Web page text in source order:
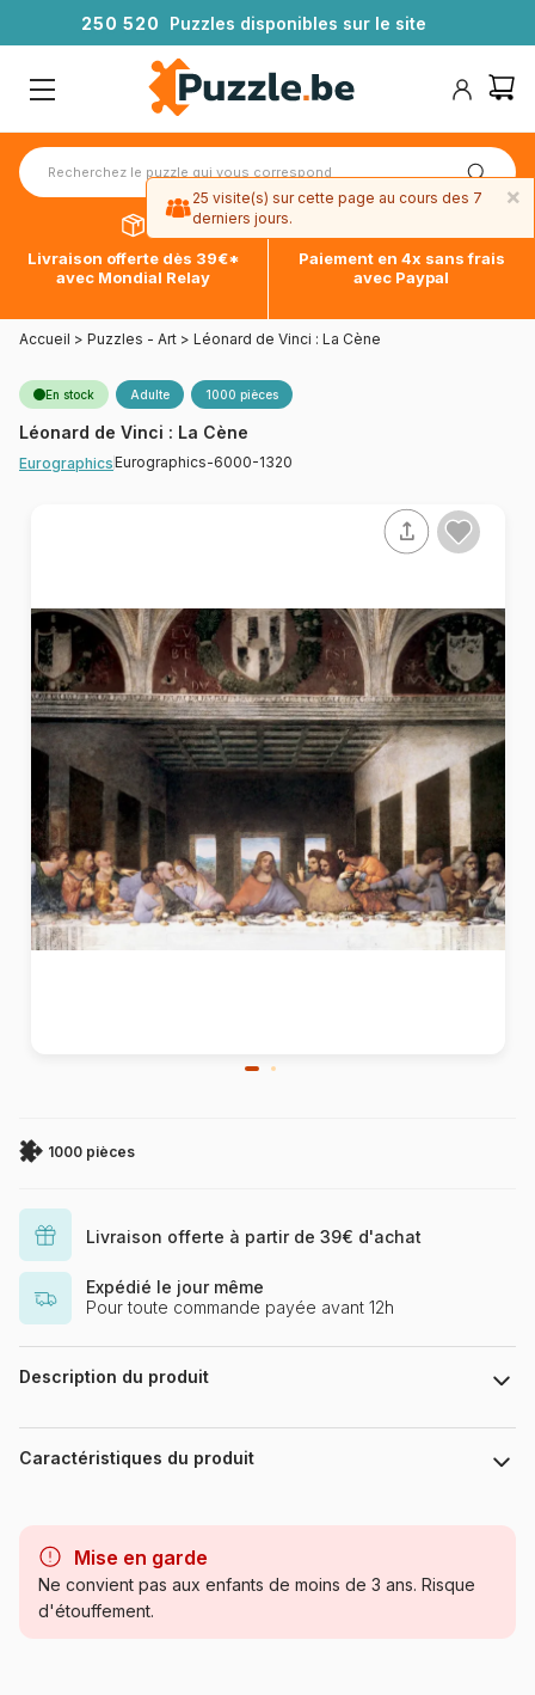
250 520 Puzzles disponibles sur le site
Livraison offerte dès 39€*
avec Mondial Relay
Paiement en 4x sans frais
avec Paypal
Accueil > Puzzles - Art > Léonard de Vinci : La Cène
En stock Adulte 1000 pièces
Léonard de Vinci : La Cène
EurographicsEurographics-6000-1320
1000 pièces
Livraison offerte à partir de 39€ d'achat
Expédié le jour même
Pour toute commande payée avant 12h
Description du produit
Puzzle 1000 Teile Puzzlefläche : ca. 67 x 49 cm
Caractéristiques du produit
Catégorie Puzzles - Art
Mise en garde
Ne convient pas aux enfants de moins de 3 ans. Risque
d'étouffement.
×
25 visite(s) sur cette page au cours des 7
derniers jours.